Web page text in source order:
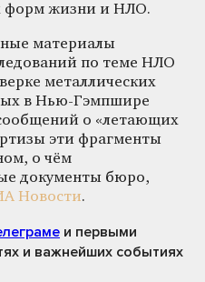
форм жизни и НЛО.
материалы
по теме НЛО
металлических
в Нью-Гэмпшире
о «летающих
эти фрагменты
о чём
документы бюро,
Новости.
и первыми
и важнейших событиях